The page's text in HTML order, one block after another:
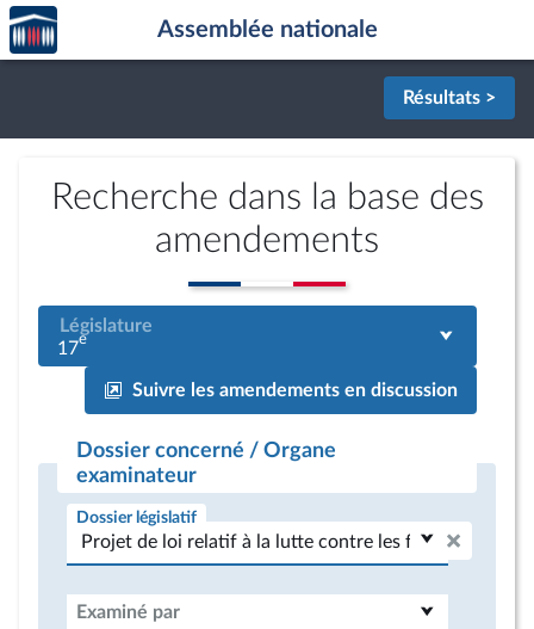
Aller au contenu
Aller en bas de la page
Accèder
à la
page
Assemblée nationale
Résultats >
Recherche dans la base des
amendements
Législature
17e
Suivre les amendements en discussion
Dossier concerné / Organe
examinateur
Dossier législatif
Examiné par